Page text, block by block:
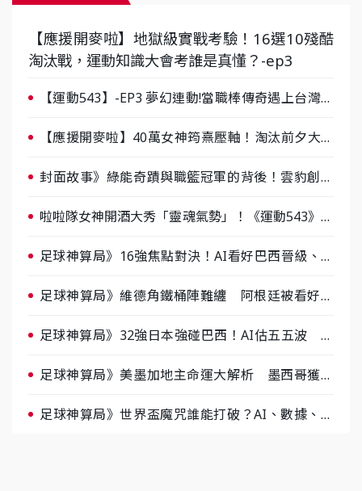
【應援開麥啦】地獄級實戰考驗！16選10殘酷
淘汰戰，運動知識大會考誰是真懂？-ep3
【運動543】-EP3 夢幻連動!當職棒傳奇遇上台灣女
【應援開麥啦】40萬女神筠熹壓軸！淘汰前夕大混
封面故事》綠能奇蹟與職籃冠軍的背後！雲豹創辦
啦啦隊女神開酒大秀「靈魂氣勢」！《運動543》微
足球神算局》16強焦點對決！AI看好巴西晉級、數
足球神算局》維德角鐵桶陣難纏 阿根廷被看好下
足球神算局》32強日本強碰巴西！AI估五五波 牛
足球神算局》美墨加地主命運大解析 墨西哥獲數
足球神算局》世界盃魔咒誰能打破？AI、數據、塔